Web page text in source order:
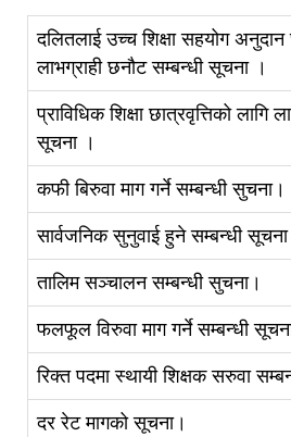
दलितलाई उच्च शिक्षा सहयोग अनुदान
लाभग्राही छनौट सम्बन्धी सूचना ।
प्राविधिक शिक्षा छात्रवृत्तिको लागि
सूचना ।
कफी बिरुवा माग गर्ने सम्बन्धी सुचना।
सार्वजनिक सुनुवाई हुने सम्बन्धी
तालिम सञ्चालन सम्बन्धी सुचना।
फलफूल विरुवा माग गर्ने सम्बन्धी
रिक्त पदमा स्थायी शिक्षक सरुवा
दर रेट मागको सूचना।